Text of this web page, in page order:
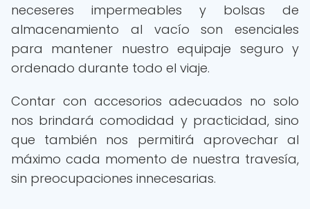
neceseres impermeables y bolsas de
almacenamiento al vacío son esenciales
para mantener nuestro equipaje seguro y
ordenado durante todo el viaje.
Contar con accesorios adecuados no solo
nos brindará comodidad y practicidad, sino
que también nos permitirá aprovechar al
máximo cada momento de nuestra travesía,
sin preocupaciones innecesarias.